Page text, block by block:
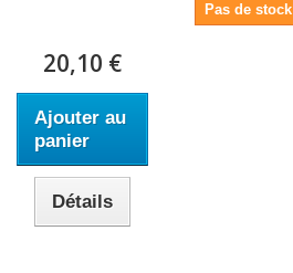
Pas de stock
20,10 €
Ajouter au
panier
Détails